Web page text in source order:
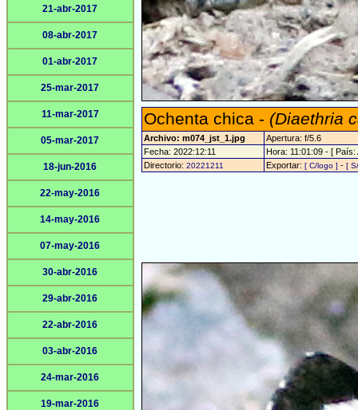
21-abr-2017
08-abr-2017
01-abr-2017
25-mar-2017
11-mar-2017
05-mar-2017
18-jun-2016
22-may-2016
14-may-2016
07-may-2016
30-abr-2016
29-abr-2016
22-abr-2016
03-abr-2016
24-mar-2016
19-mar-2016
Ochenta chica - (Diaethria
Archivo: m074_jst_1.jpg
Apertura: f/5.6
Fecha: 2022:12:11
Hora: 11:01:09 - [ País:
Directorio: 20221211 Exportar: [ C/logo ] - [